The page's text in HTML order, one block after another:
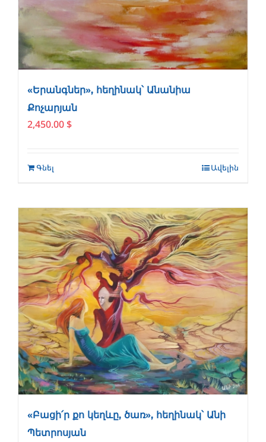
«Երանգներ», հեղինակ՝ Անանիա
Քոչարյան
2,450.00 $
Գնել Ավելին
«Բացի՛ր քո կեղևը, ծառ», հեղինակ՝ Անի
Պետրոսյան